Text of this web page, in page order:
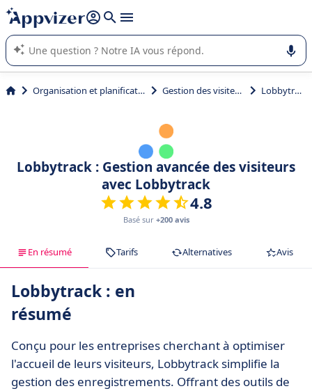
répondre (plusieurs lignes avec
L'IA de Appvizer vous guide dans l'utilisation ou la sélection de
logiciel SaaS en entreprise.
Organisation et planification Gestion des visiteurs Lobbytrack
Lobbytrack : Gestion avancée des visiteurs
avec Lobbytrack
4.8
Basé sur +200 avis
En résumé Tarifs Alternatives Avis
Lobbytrack : en
résumé
Conçu pour les entreprises cherchant à optimiser
l'accueil de leurs visiteurs, Lobbytrack simplifie la
gestion des enregistrements. Offrant des outils de